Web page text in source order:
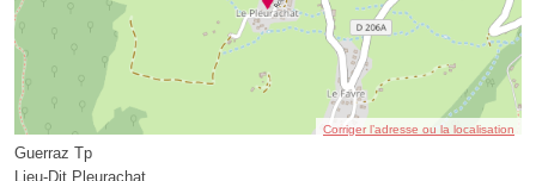
Corriger l’adresse ou la localisation
Guerraz Tp
Lieu-Dit Pleurachat